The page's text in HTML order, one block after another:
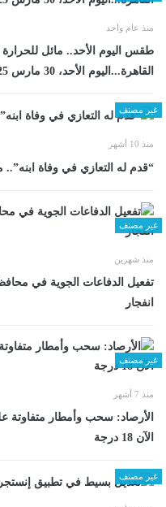
منذ عام واحد
طقس اليوم الأحد.. مائل للحرارة
القاهرة...اليوم الأحد، 30 مارس 2025 08:22 صـ منذ 55 دقيقة
غير مصنف
منذ 10 أشهر
“قدم له التعازي في وفاة
غير مصنف
منذ شهرين
تفعيل الدفاعات الجوية في
انفجار
غير مصنف
منذ 7 أشهر
الأرصاد: سحب وأمطار متفاوتة
الآن 18 درجة
غير مصنف